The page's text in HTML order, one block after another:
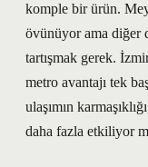
komple bir ürün.
övünüyor ama diğer
tartışmak gerek.
metro avantajı tek
ulaşımın
daha fazla etkiliyor